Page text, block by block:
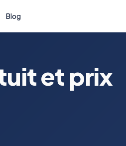
Blog
et prix